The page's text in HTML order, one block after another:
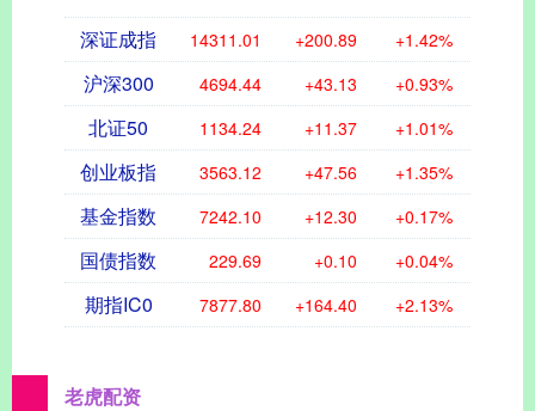
深证成指 14311.01 +200.89 +1.42%
沪深300 4694.44 +43.13 +0.93%
北证50 1134.24 +11.37 +1.01%
创业板指 3563.12 +47.56 +1.35%
基金指数 7242.10 +12.30 +0.17%
国债指数 229.69 +0.10 +0.04%
期指IC0 7877.80 +164.40 +2.13%
老虎配资